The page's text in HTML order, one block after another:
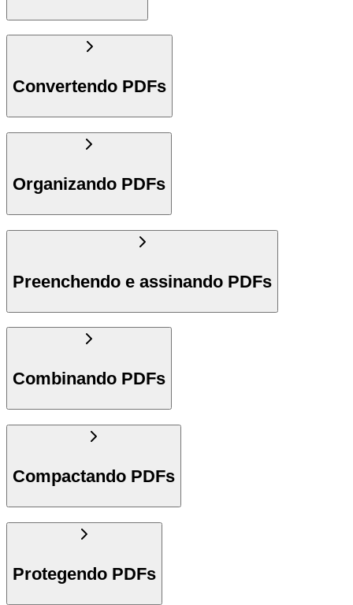
Convertendo PDFs
Organizando PDFs
Preenchendo e assinando PDFs
Combinando PDFs
Compactando PDFs
Protegendo PDFs